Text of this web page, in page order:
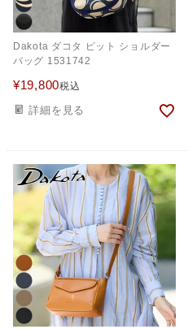
Dakota ダコタ ピット ショルダー
バッグ 1531742
¥19,800税込
詳細を見る